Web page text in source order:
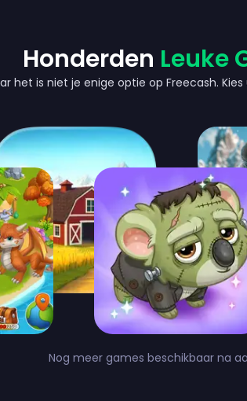
Honderden Leuke
het is niet je enige optie op Freecash.
Nog meer games beschikbaar na